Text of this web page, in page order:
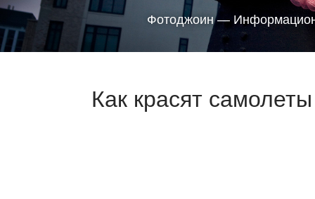
Фотоджоин —
Как красят